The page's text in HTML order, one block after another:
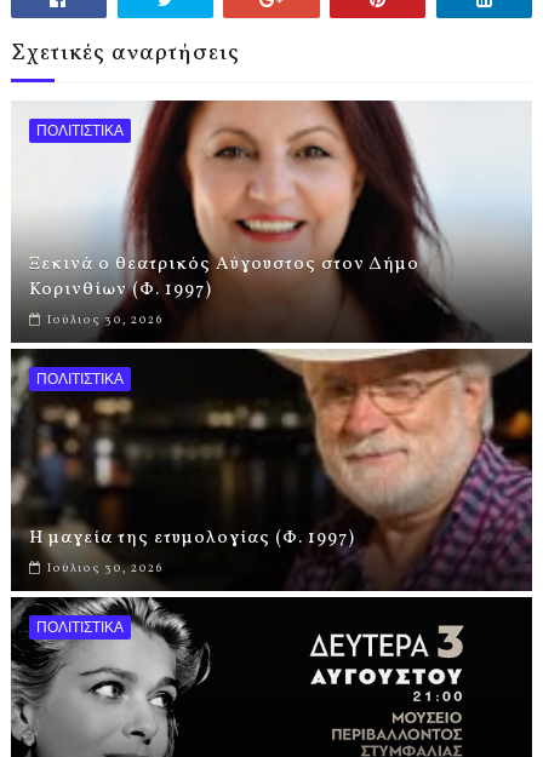
Σχετικές αναρτήσεις
ΠΟΛΙΤΙΣΤΙΚΑ
Ξεκινά ο θεατρικός Αύγουστος στον Δήμο
Κορινθίων (Φ. 1997)
Ιούλιος 30, 2026
ΠΟΛΙΤΙΣΤΙΚΑ
Η μαγεία της ετυμολογίας (Φ. 1997)
Ιούλιος 30, 2026
ΠΟΛΙΤΙΣΤΙΚΑ